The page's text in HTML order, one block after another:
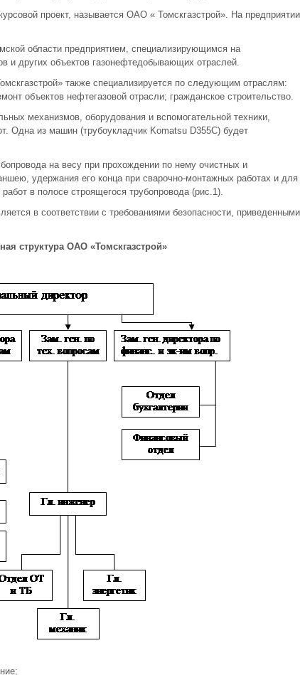
проект, называется ОАО « Томскгазстрой». На предприятии
области предприятием, специализирующимся на
и других объектов газонефтедобывающих отраслей.
также специализируется по следующим отраслям:
объектов нефтегазовой отрасли; гражданское строительство.
механизмов, оборудования и вспомогательной техники,
Одна из машин (трубоукладчик Komatsu D355C) будет
на весу при прохождении по нему очистных и
удержания его конца при сварочно-монтажных работах и для
в полосе строящегося трубопровода (рис.1).
в соответствии с требованиями безопасности, приведенными
структура ОАО «Томскгазстрой»